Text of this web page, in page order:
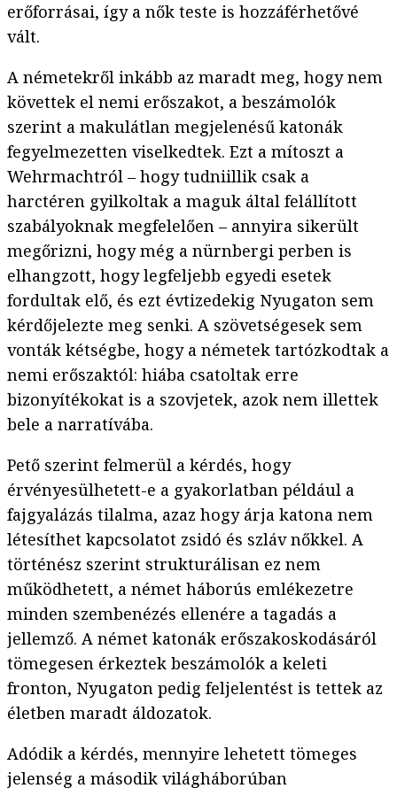
erőforrásai, így a nők teste is hozzáférhetővé
vált.
A németekről inkább az maradt meg, hogy nem
követtek el nemi erőszakot, a beszámolók
szerint a makulátlan megjelenésű katonák
fegyelmezetten viselkedtek. Ezt a mítoszt a
Wehrmachtról – hogy tudniillik csak a
harctéren gyilkoltak a maguk által felállított
szabályoknak megfelelően – annyira sikerült
megőrizni, hogy még a nürnbergi perben is
elhangzott, hogy legfeljebb egyedi esetek
fordultak elő, és ezt évtizedekig Nyugaton sem
kérdőjelezte meg senki. A szövetségesek sem
vonták kétségbe, hogy a németek tartózkodtak a
nemi erőszaktól: hiába csatoltak erre
bizonyítékokat is a szovjetek, azok nem illettek
bele a narratívába.
Pető szerint felmerül a kérdés, hogy
érvényesülhetett-e a gyakorlatban például a
fajgyalázás tilalma, azaz hogy árja katona nem
létesíthet kapcsolatot zsidó és szláv nőkkel. A
történész szerint strukturálisan ez nem
működhetett, a német háborús emlékezetre
minden szembenézés ellenére a tagadás a
jellemző. A német katonák erőszakoskodásáról
tömegesen érkeztek beszámolók a keleti
fronton, Nyugaton pedig feljelentést is tettek az
életben maradt áldozatok.
Adódik a kérdés, mennyire lehetett tömeges
jelenség a második világháborúban